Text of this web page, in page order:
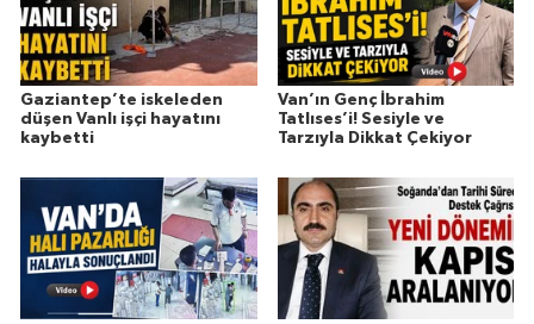
Gaziantep’te iskeleden
düşen Vanlı işçi hayatını
kaybetti
Van’ın Genç İbrahim
Tatlıses’i! Sesiyle ve
Tarzıyla Dikkat Çekiyor